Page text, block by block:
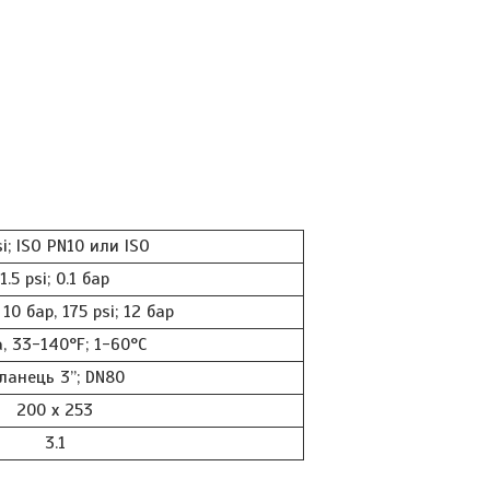
ISO PN10 или ISO
1.5 psi; 0.1 бар
бар, 175 psi; 12 бар
33-140°F; 1-60°C
3”; DN80
200 х 253
3.1